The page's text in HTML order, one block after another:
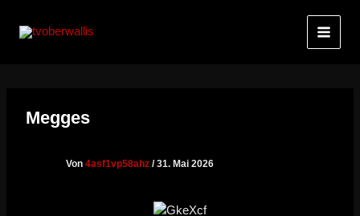
Inhalt
Megges
Von 4asf1vp58ahz /31. Mai 2026